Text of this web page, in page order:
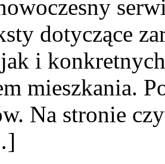
dotyczące
i
mieszkania.
Na stronie